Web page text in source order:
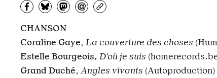
Partagez sur Facebook
Partager sur Bluesky
Partager sur Mastodon
Partagez par e-mail
Copiez l’url
CHANSON
Coraline Gaye, La couverture des choses
Estelle Bourgeois, D’où je suis
Grand Duché, Angles vivants (Autoproduction)